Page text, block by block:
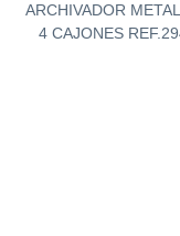
ARCHIVADOR
4 CAJONES